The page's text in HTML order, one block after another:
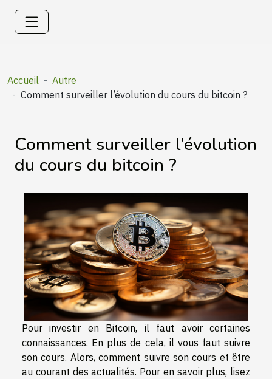
Accueil
Autre
Comment surveiller l’évolution du cours du bitcoin ?
Comment surveiller l’évolution
du cours du bitcoin ?
Pour investir en Bitcoin, il faut avoir certaines
connaissances. En plus de cela, il vous faut suivre
son cours. Alors, comment suivre son cours et être
au courant des actualités. Pour en savoir plus, lisez